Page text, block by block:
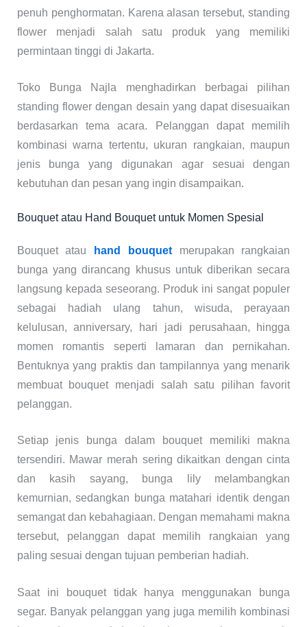
penuh penghormatan. Karena alasan tersebut, standing
flower menjadi salah satu produk yang memiliki
permintaan tinggi di Jakarta.
Toko Bunga Najla menghadirkan berbagai pilihan
standing flower dengan desain yang dapat disesuaikan
berdasarkan tema acara. Pelanggan dapat memilih
kombinasi warna tertentu, ukuran rangkaian, maupun
jenis bunga yang digunakan agar sesuai dengan
kebutuhan dan pesan yang ingin disampaikan.
Bouquet atau Hand Bouquet untuk Momen Spesial
Bouquet atau hand bouquetmerupakan rangkaian
bunga yang dirancang khusus untuk diberikan secara
langsung kepada seseorang. Produk ini sangat populer
sebagai hadiah ulang tahun, wisuda, perayaan
kelulusan, anniversary, hari jadi perusahaan, hingga
momen romantis seperti lamaran dan pernikahan.
Bentuknya yang praktis dan tampilannya yang menarik
membuat bouquet menjadi salah satu pilihan favorit
pelanggan.
Setiap jenis bunga dalam bouquet memiliki makna
tersendiri. Mawar merah sering dikaitkan dengan cinta
dan kasih sayang, bunga lily melambangkan
kemurnian, sedangkan bunga matahari identik dengan
semangat dan kebahagiaan. Dengan memahami makna
tersebut, pelanggan dapat memilih rangkaian yang
paling sesuai dengan tujuan pemberian hadiah.
Saat ini bouquet tidak hanya menggunakan bunga
segar. Banyak pelanggan yang juga memilih kombinasi